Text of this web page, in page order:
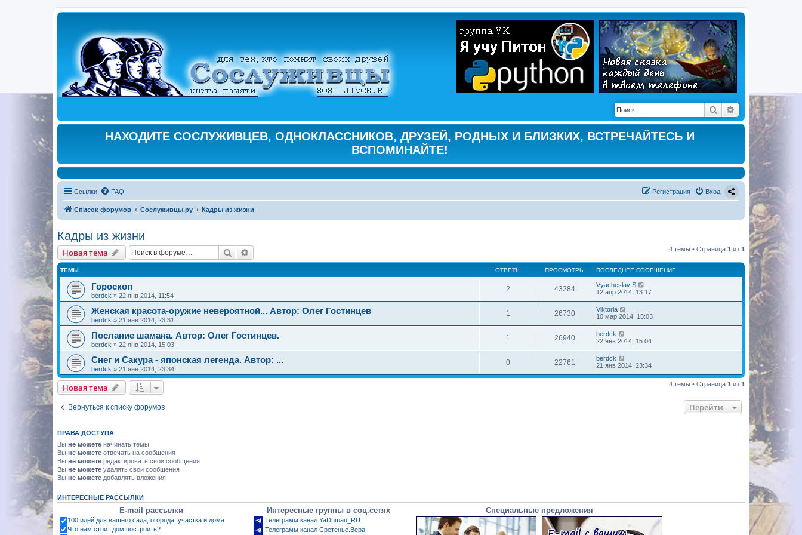
Поиск Расширенный
НАХОДИТЕ СОСЛУЖИВЦЕВ, ОДНОКЛАССНИКОВ, ДРУЗЕЙ, РОДНЫХ И БЛИЗКИХ, ВСТРЕЧАЙТЕСЬ И
ВСПОМИНАЙТЕ!
Ссылки FAQ Вход
Регистрация
Список форумов Сослуживцы.ру Кадры из жизни
Кадры из жизни
Новая тема Поиск 4 темы • Страница 1 из 1
ТЕМЫ ОТВЕТЫ ПРОСМОТРЫ ПОСЛЕДНЕЕ СООБЩЕНИЕ
Гороскоп
berdck » 22 янв 2014, 11:54
2 43284
Vyacheslav S
12 апр 2014, 13:17
Женская красота-оружие невероятной... Автор: Олег Гостинцев
berdck » 21 янв 2014, 23:31
1 26730
Viktoria
10 мар 2014, 15:03
Послание шамана. Автор: Олег Гостинцев.
berdck » 22 янв 2014, 15:03
1 26940
berdck
22 янв 2014, 15:04
Снег и Сакyра - японская легенда. Автор: ...
berdck » 21 янв 2014, 23:34
0 22761
berdck
21 янв 2014, 23:34
Новая тема 4 темы • Страница 1 из 1
Вернуться к списку форумов Перейти
ПРАВА ДОСТУПА
Вы не можете начинать темы
Вы не можете отвечать на сообщения
Вы не можете редактировать свои сообщения
Вы не можете удалять свои сообщения
Вы не можете добавлять вложения
ИНТЕРЕСНЫЕ РАССЫЛКИ
E-mail рассылки
100 идей для вашего сада, огорода, участка и дома
Что нам стоит дом построить?
Интересные группы в соц.сетях
Телеграмм канал YaDumau_RU
Телеграмм канал Сретенье.Вера
Специальные предложения